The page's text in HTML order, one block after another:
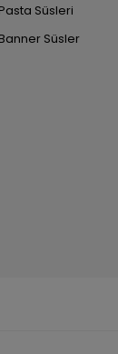
Pasta Süsleri
Banner Süsler